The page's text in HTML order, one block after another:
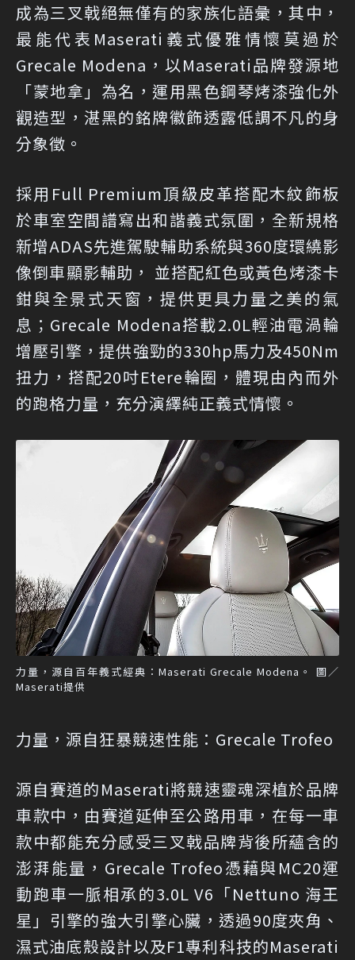
成為三叉戟絕無僅有的家族化語彙，其中，
最能代表Maserati義式優雅情懷莫過於
Grecale Modena，以Maserati品牌發源地
「蒙地拿」為名，運用黑色鋼琴烤漆強化外
觀造型，湛黑的銘牌徽飾透露低調不凡的身
分象徵。
採用Full Premium頂級皮革搭配木紋飾板
於車室空間譜寫出和諧義式氛圍，全新規格
新增ADAS先進駕駛輔助系統與360度環繞影
像倒車顯影輔助， 並搭配紅色或黃色烤漆卡
鉗與全景式天窗，提供更具力量之美的氣
息；Grecale Modena搭載2.0L輕油電渦輪
增壓引擎，提供強勁的330hp馬力及450Nm
扭力，搭配20吋Etere輪圈，體現由內而外
的跑格力量，充分演繹純正義式情懷。
力量，源自百年義式經典：Maserati Grecale Modena。 圖／
Maserati提供
力量，源自狂暴競速性能：Grecale Trofeo
源自賽道的Maserati將競速靈魂深植於品牌
車款中，由賽道延伸至公路用車，在每一車
款中都能充分感受三叉戟品牌背後所蘊含的
澎湃能量，Grecale Trofeo憑藉與MC20運
動跑車一脈相承的3.0L V6「Nettuno 海王
星」引擎的強大引擎心臟，透過90度夾角、
濕式油底殼設計以及F1專利科技的Maserati